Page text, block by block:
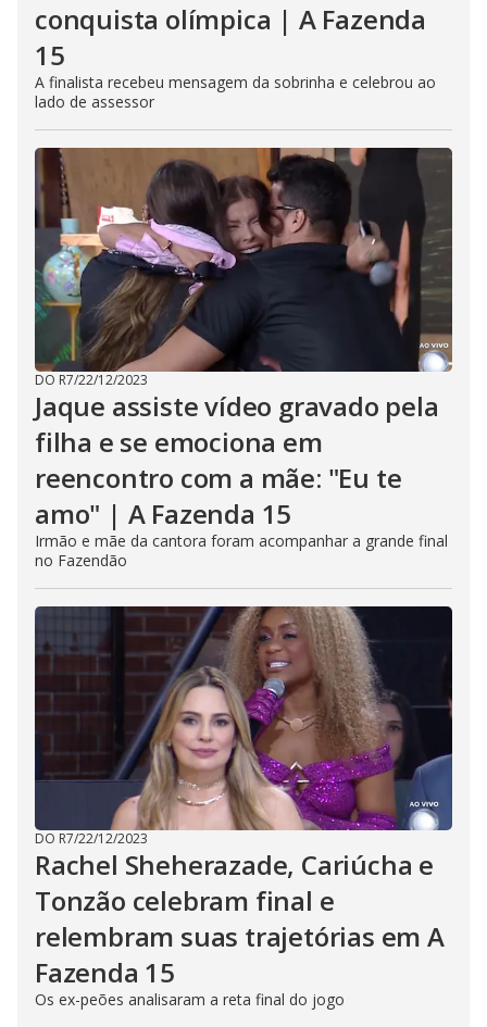
conquista olímpica | A Fazenda
15
A finalista recebeu mensagem da sobrinha e celebrou ao
lado de assessor
DO R7/22/12/2023
Jaque assiste vídeo gravado pela
filha e se emociona em
reencontro com a mãe: "Eu te
amo" | A Fazenda 15
Irmão e mãe da cantora foram acompanhar a grande final
no Fazendão
DO R7/22/12/2023
Rachel Sheherazade, Cariúcha e
Tonzão celebram final e
relembram suas trajetórias em A
Fazenda 15
Os ex-peões analisaram a reta final do jogo